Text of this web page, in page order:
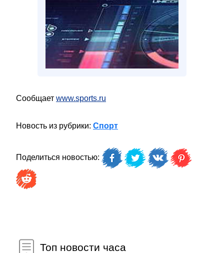
Сообщает www.sports.ru
Новость из рубрики: Спорт
Поделиться новостью:
Топ новости часа